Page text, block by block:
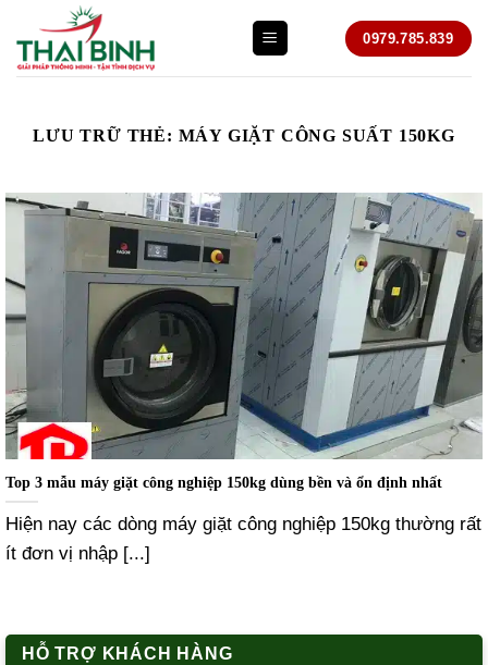
qua
nội
0979.785.839
LƯU TRỮ THẺ: MÁY GIẶT CÔNG SUẤT 150KG
Top 3 mẫu máy giặt công nghiệp 150kg dùng bền và ổn định nhất
Hiện nay các dòng máy giặt công nghiệp 150kg thường rất
ít đơn vị nhập [...]
HỖ TRỢ KHÁCH HÀNG